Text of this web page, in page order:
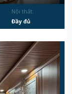
Nội thất:
Đầy đủ